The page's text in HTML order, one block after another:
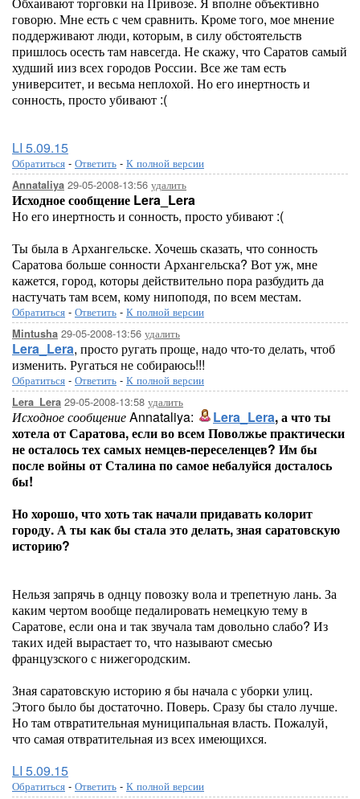
говорю. Мне есть с чем сравнить. Кроме того, мое мнение
поддерживают люди, которым, в силу обстоятельств
пришлось осесть там навсегда. Не скажу, что Саратов самый
худший ииз всех городов России. Все же там есть
университет, и весьма неплохой. Но его инертность и
сонность, просто убивают :(
LI 5.09.15
Обратиться - Ответить - К полной версии
Annataliya 29-05-2008-13:56 удалить
Исходное сообщение Lera_Lera
Но его инертность и сонность, просто убивают :(
Ты была в Архангельске. Хочешь сказать, что сонность
Саратова больше сонности Архангельска? Вот уж, мне
кажется, город, которы действительно пора разбудить да
настучать там всем, кому нипоподя, по всем местам.
Обратиться - Ответить - К полной версии
Mintusha 29-05-2008-13:56 удалить
Lera_Lera, просто ругать проще, надо что-то делать, чтоб
изменить. Ругаться не собираюсь!!!
Обратиться - Ответить - К полной версии
Lera_Lera 29-05-2008-13:58 удалить
Исходное сообщениеAnnataliya: Lera_Lera, а что ты
хотела от Саратова, если во всем Поволжье практически
не осталось тех самых немцев-переселенцев? Им бы
после войны от Сталина по самое небалуйся досталось
бы!
Но хорошо, что хоть так начали придавать колорит
городу. А ты как бы стала это делать, зная саратовскую
историю?
Нельзя запрячь в однцу повозку вола и трепетную лань. За
каким чертом вообще педалировать немецкую тему в
Саратове, если она и так звучала там довольно слабо? Из
таких идей вырастает то, что называют смесью
французского с нижегородским.
Зная саратовскую историю я бы начала с уборки улиц.
Этого было бы достаточно. Поверь. Сразу бы стало лучше.
Но там отвратительная муниципальная власть. Пожалуй,
что самая отвратительная из всех имеющихся.
LI 5.09.15
Обратиться - Ответить - К полной версии